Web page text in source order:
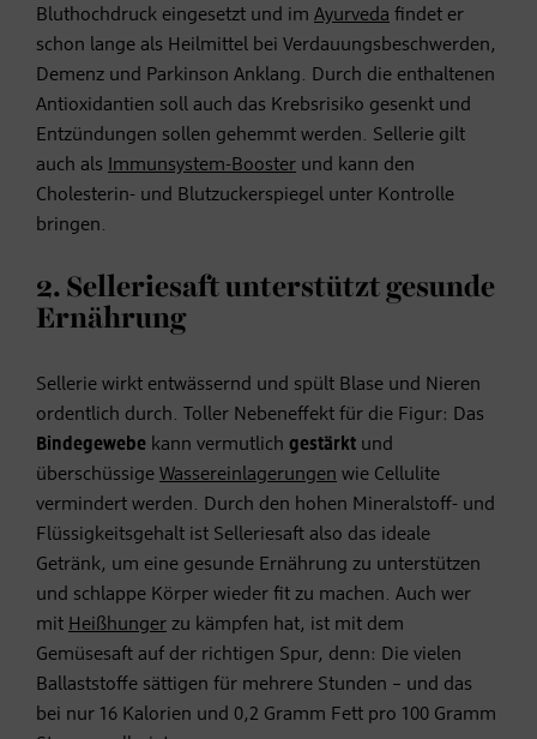
Bluthochdruck eingesetzt und im Ayurveda findet er
schon lange als Heilmittel bei Verdauungsbeschwerden,
Demenz und Parkinson Anklang. Durch die enthaltenen
Antioxidantien soll auch das Krebsrisiko gesenkt und
Entzündungen sollen gehemmt werden. Sellerie gilt
auch als
Immunsystem-Booster und kann den
Cholesterin- und Blutzuckerspiegel unter Kontrolle
bringen.
2. Selleriesaft unterstützt gesunde
Ernährung
Sellerie wirkt entwässernd und spült Blase und Nieren
ordentlich durch. Toller Nebeneffekt für die Figur: Das
Bindegewebe kann vermutlich gestärkt und
überschüssige Wassereinlagerungen wie Cellulite
vermindert werden. Durch den hohen Mineralstoff- und
Flüssigkeitsgehalt ist Selleriesaft also das ideale
Getränk, um eine gesunde Ernährung zu unterstützen
und schlappe Körper wieder fit zu machen. Auch wer
mit Heißhunger zu kämpfen hat, ist mit dem
Gemüsesaft auf der richtigen Spur, denn: Die vielen
Ballaststoffe sättigen für mehrere Stunden – und das
bei nur 16 Kalorien und 0,2 Gramm Fett pro 100 Gramm